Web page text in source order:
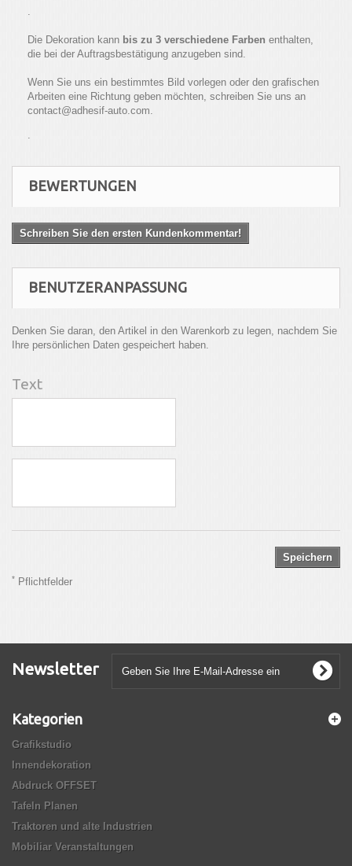
.
Die Dekoration kann bis zu 3 verschiedene Farben enthalten,
die bei der Auftragsbestätigung anzugeben sind.
Wenn Sie uns ein bestimmtes Bild vorlegen oder den grafischen
Arbeiten eine Richtung geben möchten, schreiben Sie uns an
contact@adhesif-auto.com.
.
BEWERTUNGEN
Schreiben Sie den ersten Kundenkommentar!
BENUTZERANPASSUNG
Denken Sie daran, den Artikel in den Warenkorb zu legen, nachdem Sie
Ihre persönlichen Daten gespeichert haben.
Text
Speichern
* Pflichtfelder
Newsletter
Kategorien
Grafikstudio
Innendekoration
Abdruck OFFSET
Tafeln Planen
Traktoren und alte Industrien
Mobiliar Veranstaltungen